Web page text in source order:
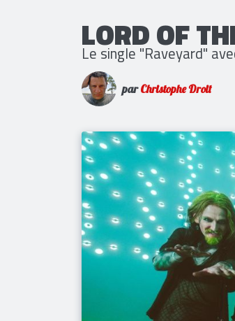
LORD OF
Le single "Raveyard"
parChristophe Droit